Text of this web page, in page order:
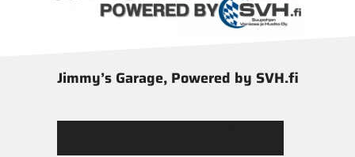
Jimmy’s Garage, Powered by SVH.fi